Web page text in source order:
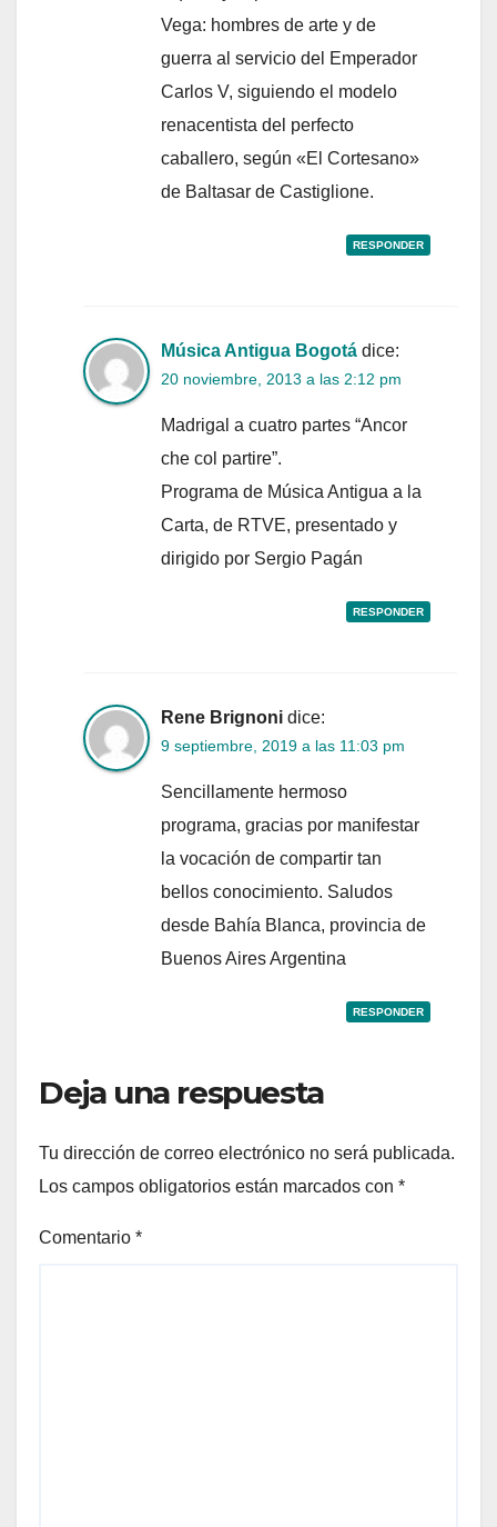
Vega: hombres de arte y de
guerra al servicio del Emperador
Carlos V, siguiendo el modelo
renacentista del perfecto
caballero, según «El Cortesano»
de Baltasar de Castiglione.
RESPONDER
Música Antigua Bogotá dice:
20 noviembre, 2013 a las 2:12 pm
Madrigal a cuatro partes “Ancor
che col partire”.
Programa de Música Antigua a la
Carta, de RTVE, presentado y
dirigido por Sergio Pagán
RESPONDER
Rene Brignoni dice:
9 septiembre, 2019 a las 11:03 pm
Sencillamente hermoso
programa, gracias por manifestar
la vocación de compartir tan
bellos conocimiento. Saludos
desde Bahía Blanca, provincia de
Buenos Aires Argentina
RESPONDER
Deja una respuesta
Tu dirección de correo electrónico no será publicada.
Los campos obligatorios están marcados con *
Comentario *